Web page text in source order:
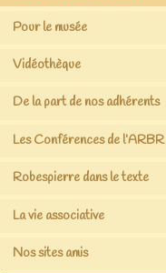
Pour le musée
Vidéothèque
De la part de nos adhérents
Les Conférences de l’ARBR
Robespierre dans le texte
La vie associative
Nos sites amis